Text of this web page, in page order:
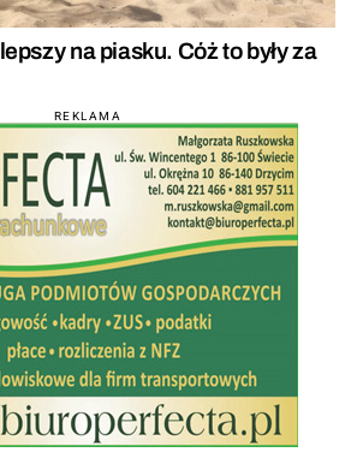
na piasku. Cóż to były za
REKLAMA